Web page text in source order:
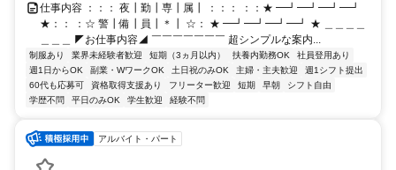
仕事内容 ：：： 夜┃勤┃専┃属┃ ：：： ：：★ ━┛━┛━┛━┛
★：： ：☆ 警┃備┃員┃＊┃ ☆： ★ ━┛━┛━┛━┛ ★ ＿＿＿＿
＿＿＿ ◤お仕事内容◢ ￣￣￣￣￣￣￣ 超シンプルな案内...
制服あり 業界未経験者歓迎 短期（3ヵ月以内） 扶養内勤務OK
社員登用あり
週1日からOK
副業・WワークOK 土日祝のみOK 主婦・主夫歓迎
週1シフト提出
60代も応募可
資格取得支援あり フリーター歓迎 短期 早朝
シフト自由
学歴不問
平日のみOK 学生歓迎 経験不問
アルバイト・パート